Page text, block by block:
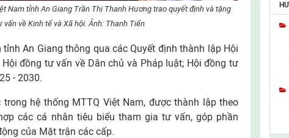
Nam tỉnh An Giang Trần Thị Thanh Hương trao quyết định và tặng
vấn về Kinh tế và Xã hội. Ảnh: Thanh Tiến
An Giang thông qua các Quyết định thành lập Hội
đồng tư vấn về Dân chủ và Pháp luật; Hội đồng tư
- 2030.
hệ thống MTTQ Việt Nam, được thành lập theo
các cá nhân tiêu biểu tham gia tư vấn, góp phần
của Mặt trận các cấp.